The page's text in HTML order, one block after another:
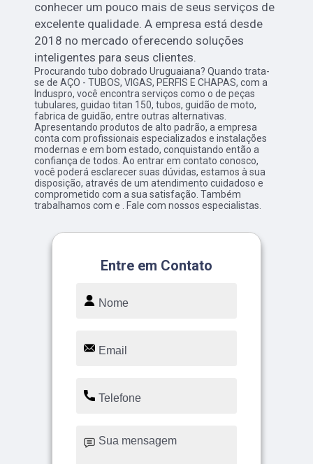
conhecer um pouco mais de seus serviços de
excelente qualidade. A empresa está desde
2018 no mercado oferecendo soluções
inteligentes para seus clientes.
Procurando tubo dobrado Uruguaiana? Quando trata-
se de AÇO - TUBOS, VIGAS, PERFIS E CHAPAS, com a
Induspro, você encontra serviços como o de peças
tubulares, guidao titan 150, tubos, guidão de moto,
fabrica de guidão, entre outras alternativas.
Apresentando produtos de alto padrão, a empresa
conta com profissionais especializados e instalações
modernas e em bom estado, conquistando então a
confiança de todos. Ao entrar em contato conosco,
você poderá esclarecer suas dúvidas, estamos à sua
disposição, através de um atendimento cuidadoso e
comprometido com a sua satisfação. Também
trabalhamos com e . Fale com nossos especialistas.
Entre em Contato